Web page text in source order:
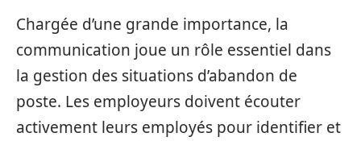
Chargée d’une grande importance, la
communication joue un rôle essentiel dans
la gestion des situations d’abandon de
poste. Les employeurs doivent écouter
activement leurs employés pour identifier et